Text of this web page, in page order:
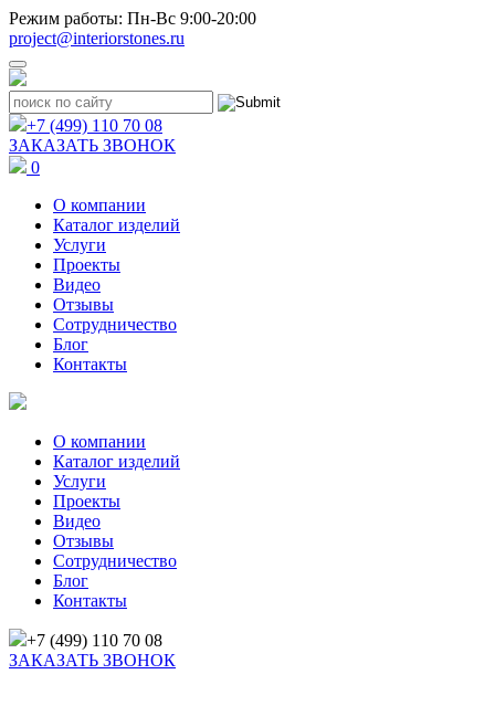
Режим работы: Пн-Вс 9:00-20:00
project@interiorstones.ru
+7 (499) 110 70 08
ЗАКАЗАТЬ ЗВОНОК
0
О компании
Каталог изделий
Услуги
Проекты
Видео
Отзывы
Сотрудничество
Блог
Контакты
О компании
Каталог изделий
Услуги
Проекты
Видео
Отзывы
Сотрудничество
Блог
Контакты
+7 (499) 110 70 08
ЗАКАЗАТЬ ЗВОНОК